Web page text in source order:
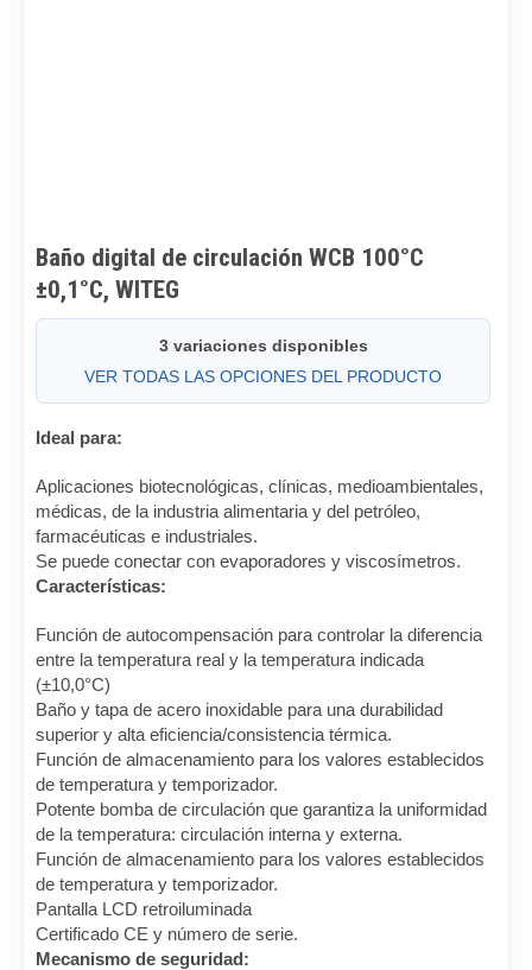
Baño digital de circulación WCB 100°C
±0,1°C, WITEG
3 variaciones disponibles
VER TODAS LAS OPCIONES DEL PRODUCTO
Ideal para:
Aplicaciones biotecnológicas, clínicas, medioambientales,
médicas, de la industria alimentaria y del petróleo,
farmacéuticas e industriales.
Se puede conectar con evaporadores y viscosímetros.
Características:
Función de autocompensación para controlar la diferencia
entre la temperatura real y la temperatura indicada
(±10,0°C)
Baño y tapa de acero inoxidable para una durabilidad
superior y alta eficiencia/consistencia térmica.
Función de almacenamiento para los valores establecidos
de temperatura y temporizador.
Potente bomba de circulación que garantiza la uniformidad
de la temperatura: circulación interna y externa.
Función de almacenamiento para los valores establecidos
de temperatura y temporizador.
Pantalla LCD retroiluminada
Certificado CE y número de serie.
Mecanismo de seguridad: